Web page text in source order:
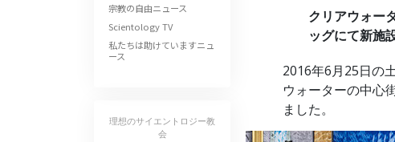
クリアウォー
ッグにて新施
2016年6月25日の
ウォーターの中心
ました。
宗教の自由ニュース
Scientology TV
私たちは助けていますニュ
ース
理想のサイエントロジー教
会